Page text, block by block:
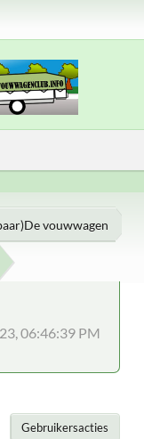
vouwwagen
06:46:39 PM
Gebruikersacties